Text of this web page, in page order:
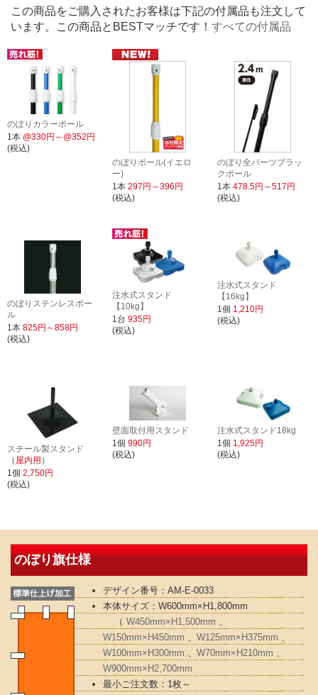
この商品をご購入されたお客様は下記の付属品も注文して
います。この商品とBESTマッチです！ すべての付属品
のぼりカラーポール
1本 @330円～@352円
(税込)
のぼりポール(イエロ
ー)
1本 297円～396円
(税込)
のぼり全パーツブラッ
クポール
1本 478.5円～517円
(税込)
のぼりステンレスポー
ル
1本 825円～858円
(税込)
注水式スタンド
【10kg】
1台 935円
(税込)
注水式スタンド
【16kg】
1個 1,210円
(税込)
スチール製スタンド
（ 屋内用 ）
1個 2,750円
(税込)
壁面取付用スタンド
1個 990円
(税込)
注水式スタンド18kg
1個 1,925円
(税込)
のぼり旗仕様
デザイン番号：AM-E-0033
本体サイズ：W600mm×H1,800mm
（ W450mm×H1,500mm
W150mm×H450mm
W125mm×H375mm
W100mm×H300mm
W70mm×H210mm
W900mm×H2,700mm
最小ご注文数：1枚～